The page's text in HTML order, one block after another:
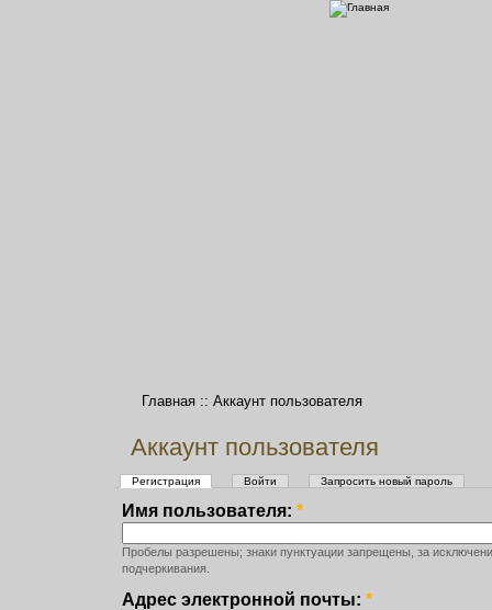
Главная :: Аккаунт пользователя
Аккаунт пользователя
Регистрация Войти Запросить новый пароль
Имя пользователя: *
Пробелы разрешены; знаки пунктуации запрещены, за
подчеркивания.
Адрес электронной почты: *